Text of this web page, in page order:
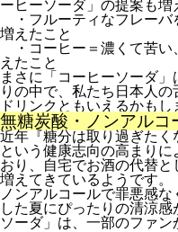
ーヒーソーダ」の提案も増
・フルーティなフレーバ
増えたこと
・コーヒー＝濃くて苦い
えたこと
まさに「コーヒーソーダ
りの中で、私たち日本人
ドリンクともいえるかもし
無糖炭酸・ノンアルコ
近年『糖分は取り過ぎたく
という健康志向の高まり
おり、自宅でお酒の代替
増えてきているようです。
ノンアルコールで罪悪感
した夏にぴったりの清涼
ソーダ」は、一部のファン